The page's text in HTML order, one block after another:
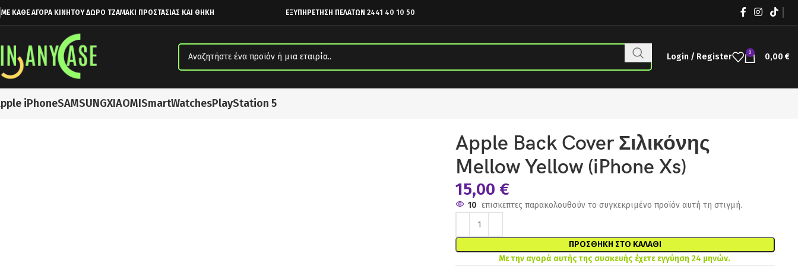
ΜΕ ΚΑΘΕ ΑΓΟΡΑ ΚΙΝΗΤΟΥ ΔΩΡΟ ΤΖΑΜΑΚΙ ΠΡΟΣΤΑΣΙΑΣ ΚΑΙ ΘΗΚΗ ΕΞΥΠΗΡΕΤΗΣΗ ΠΕΛΑΤΩΝ 2441 40 10 50
Login / Register 0 0,00 €
iPhoneSAMSUNGXIAOMISmartWatchesPlayStation 5
Αρχική σελίδα Χωρίς κατηγορία Apple Back Cover Σιλικόνης Mellow Yellow (iPhone Xs)
Apple Back Cover Σιλικόνης
Mellow Yellow (iPhone Xs)
15,00€
10 επισκεπτες παρακολουθούν το συγκεκριμένο προϊόν αυτή τη στιγμή.
ΠΡΟΣΘΉΚΗ ΣΤΟ ΚΑΛΆΘΙ
Με την αγορά αυτής της συσκευής έχετε εγγύηση 24 μηνών.